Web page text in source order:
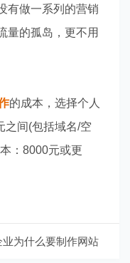
有做一系列的营销
量的孤岛，更不用
的成本，选择个人
之间(包括域名/空
：8000元或更
业为什么要制作网站